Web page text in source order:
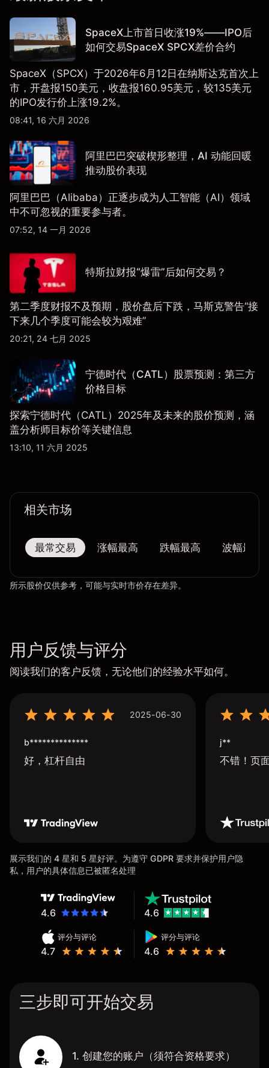
SpaceX上市首日收涨19%——IPO后
如何交易SpaceX SPCX差价合约
SpaceX（SPCX）于2026年6月12日在纳斯达克首次上
市，开盘报150美元，收盘报160.95美元，较135美元
的IPO发行价上涨19.2%。
08:41, 16 六月 2026
阿里巴巴突破楔形整理，AI 动能回暖
推动股价表现
阿里巴巴（Alibaba）正逐步成为人工智能（AI）领域
中不可忽视的重要参与者。
07:52, 14 一月 2026
特斯拉财报“爆雷”后如何交易？
第二季度财报不及预期，股价盘后下跌，马斯克警告“接
下来几个季度可能会较为艰难”
20:21, 24 七月 2025
宁德时代（CATL）股票预测：第三方
价格目标
探索宁德时代（CATL）2025年及未来的股价预测，涵
盖分析师目标价等关键信息
13:10, 11 六月 2025
相关市场
最常交易 涨幅最高 跌幅最高 波幅最大
所示股价仅供参考，可能与实时市价存在差异。
用户反馈与评分
阅读我们的客户反馈，无论他们的经验水平如何。
2025-06-30
b**************
好，杠杆自由
j**
不错！页
展示我们的 4 星和 5 星好评。为遵守 GDPR 要求并保护用户隐
私，用户的具体信息已被匿名处理
4.6
评分与评论
4.7
评分与评论
4.6
4.6
三步即可开始交易
1. 创建您的账户（须符合资格要求）